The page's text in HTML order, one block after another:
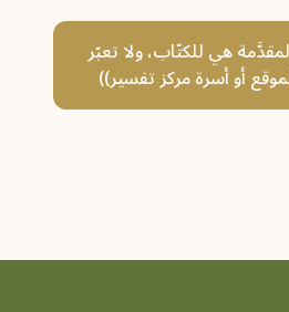
هي للكتّاب، ولا تعبّر
أو أسرة مركز تفسير))